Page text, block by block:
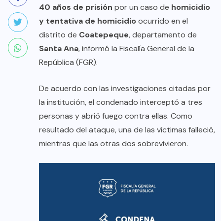
40 años de prisión por un caso de homicidio
y tentativa de homicidioocurrido en el
distrito de Coatepeque, departamento de
Santa Ana, informó la Fiscalía General de la
República (FGR).
De acuerdo con las investigaciones citadas por
la institución, el condenado interceptó a tres
personas y abrió fuego contra ellas. Como
resultado del ataque, una de las víctimas falleció,
mientras que las otras dos sobrevivieron.